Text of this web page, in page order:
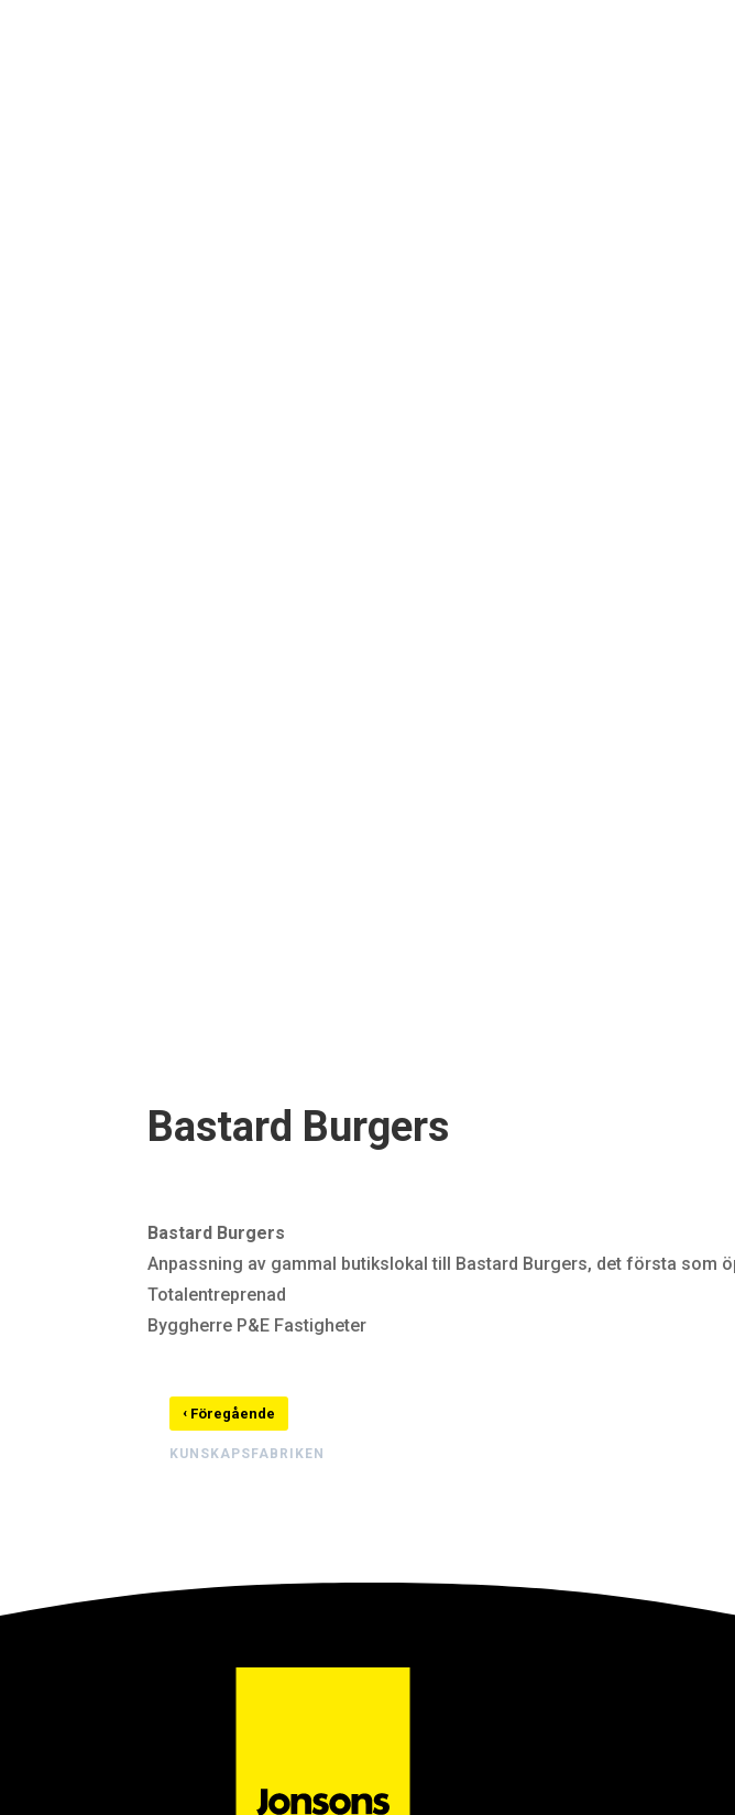
Bastard Burgers
Bastard Burgers
Anpassning av gammal butikslokal till Bastard Burgers, det första som
Totalentreprenad
Byggherre P&E Fastigheter
‹ Föregående
KUNSKAPSFABRIKEN